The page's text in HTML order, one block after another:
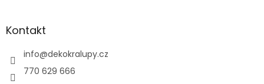
Kontakt
info@dekokralupy.cz
770 629 666